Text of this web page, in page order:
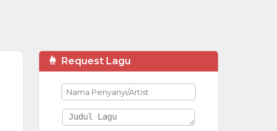
Request Lagu